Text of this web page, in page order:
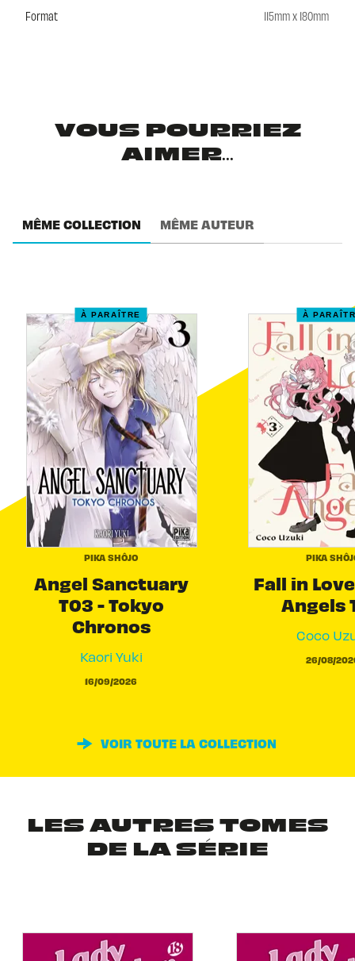
Format 115mm x 180mm
VOUS POURRIEZ
AIMER...
MÊME COLLECTION MÊME AUTEUR
À PARAÎTRE
PIKA SHÔJO
Angel Sanctuary
T03 - Tokyo
Chronos
Kaori Yuki
16/09/2026
À
PIKA
Fall in
Angels
Coco
26/08/
VOIR TOUTE LA COLLECTION
LES AUTRES TOMES
DE LA SÉRIE